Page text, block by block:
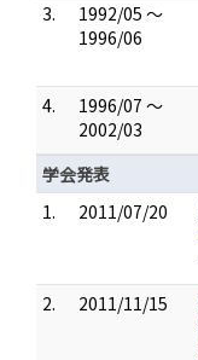
3.
1992/05 ～
1996/06
4.
1996/07 ～
2002/03
学会発表
1.
2011/07/20
2.
2011/11/15